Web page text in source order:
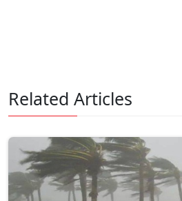
Related Articles